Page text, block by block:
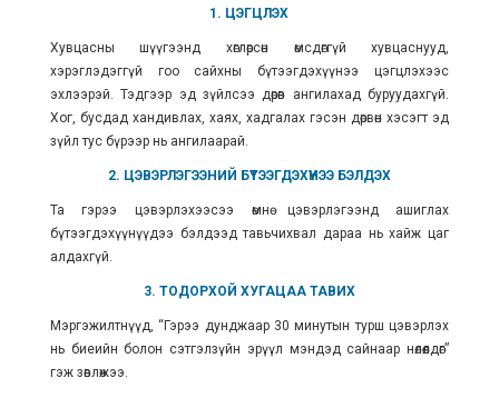
1. ЦЭГЦЛЭХ
Хувцасны шүүгээнд хөглөрсөн өмсдөггүй хувцаснууд,
хэрэглэдэггүй гоо сайхны бүтээгдэхүүнээ цэгцлэхээс
эхлээрэй. Тэдгээр эд зүйлсээ дөрөв ангилахад буруудахгүй.
Хог, бусдад хандивлах, хаях, хадгалах гэсэн дөрвөн хэсэгт эд
зүйл тус бүрээр нь ангилаарай.
2. ЦЭВЭРЛЭГЭЭНИЙ БҮТЭЭГДЭХҮҮНЭЭ БЭЛДЭХ
Та гэрээ цэвэрлэхээсээ өмнө цэвэрлэгээнд ашиглах
бүтээгдэхүүнүүдээ бэлдээд тавьчихвал дараа нь хайж цаг
алдахгүй.
3. ТОДОРХОЙ ХУГАЦАА ТАВИХ
Мэргэжилтнүүд, “Гэрээ дунджаар 30 минутын турш цэвэрлэх
нь биеийн болон сэтгэлзүйн эрүүл мэндэд сайнаар нөлөөлдөг”
гэж зөвлөжээ.